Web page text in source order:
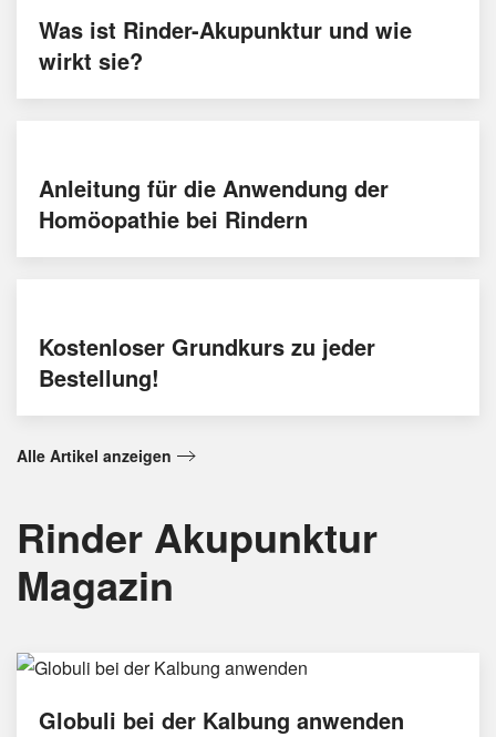
Was ist Rinder-Akupunktur und wie
wirkt sie?
Anleitung für die Anwendung der
Homöopathie bei Rindern
Kostenloser Grundkurs zu jeder
Bestellung!
Alle Artikel anzeigen
Rinder Akupunktur
Magazin
Globuli bei der Kalbung anwenden